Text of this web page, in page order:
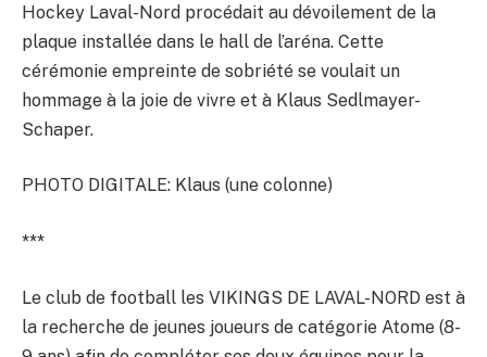
Hockey Laval-Nord procédait au dévoilement de la
plaque installée dans le hall de l’aréna. Cette
cérémonie empreinte de sobriété se voulait un
hommage à la joie de vivre et à Klaus Sedlmayer-
Schaper.
PHOTO DIGITALE: Klaus (une colonne)
***
Le club de football les VIKINGS DE LAVAL-NORD est à
la recherche de jeunes joueurs de catégorie Atome (8-